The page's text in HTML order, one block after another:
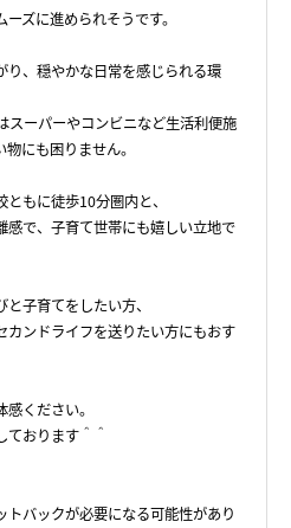
ズに進められそうです。
り、穏やかな日常を感じられる環
スーパーやコンビニなど生活利便施
にも困りません。
もに徒歩10分圏内と、
感で、子育て世帯にも嬉しい立地で
子育てをしたい方、
カンドライフを送りたい方にもおす
ください。
ております＾＾
バックが必要になる可能性があり